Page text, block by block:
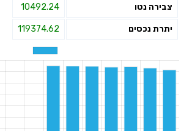
צבירה נטו 10492.24
יתרת נכסים 119374.62